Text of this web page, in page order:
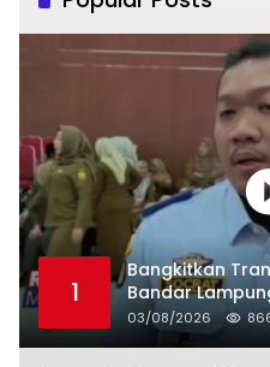
1
Bangkitkan
Bandar
03/08/2026